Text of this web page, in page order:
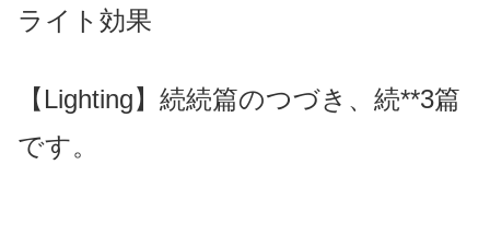
ライト効果
【Lighting】続続篇のつづき、続**3篇
です。